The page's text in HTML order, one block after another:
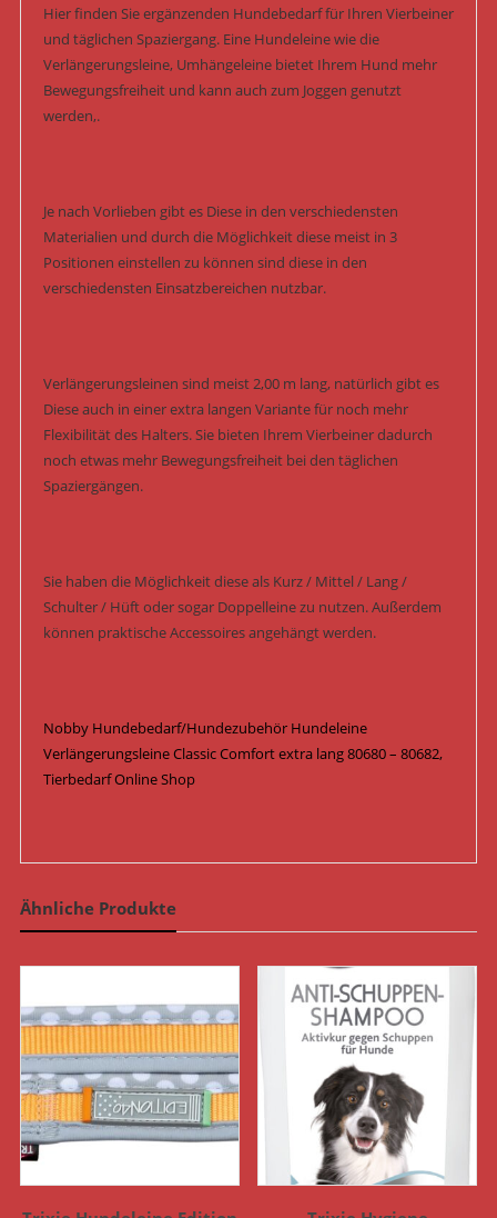
Hier finden Sie ergänzenden Hundebedarf für Ihren Vierbeiner
und täglichen Spaziergang. Eine Hundeleine wie die
Verlängerungsleine, Umhängeleine bietet Ihrem Hund mehr
Bewegungsfreiheit und kann auch zum Joggen genutzt
werden,.
Je nach Vorlieben gibt es Diese in den verschiedensten
Materialien und durch die Möglichkeit diese meist in 3
Positionen einstellen zu können sind diese in den
verschiedensten Einsatzbereichen nutzbar.
Verlängerungsleinen sind meist 2,00 m lang, natürlich gibt es
Diese auch in einer extra langen Variante für noch mehr
Flexibilität des Halters. Sie bieten Ihrem Vierbeiner dadurch
noch etwas mehr Bewegungsfreiheit bei den täglichen
Spaziergängen.
Sie haben die Möglichkeit diese als Kurz / Mittel / Lang /
Schulter / Hüft oder sogar Doppelleine zu nutzen. Außerdem
können praktische Accessoires angehängt werden.
Nobby Hundebedarf/Hundezubehör Hundeleine
Verlängerungsleine Classic Comfort extra lang 80680 – 80682,
Tierbedarf Online Shop
Ähnliche Produkte